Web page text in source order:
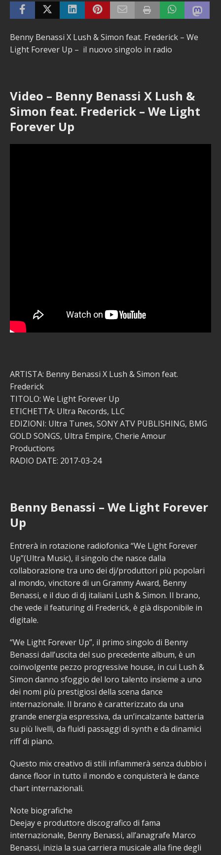
Benny Benassi X Lush & Simon feat. Frederick – We
Light Forever Up – il nuovo singolo in radio
Video – Benny Benassi X Lush &
Simon feat. Frederick – We Light
Forever Up
ARTISTA: Benny Benassi X Lush & Simon feat.
Frederick
TITOLO: We Light Forever Up
ETICHETTA: Ultra Records, LLC
EDIZIONI: Ultra Tunes, SONY ATV PUBLISHING, BMG
GOLD SONGS, Ultra Empire, Cherie Amour
Productions
RADIO DATE: 2017-03-24
Benny Benassi – We Light Forever
Up
Entrerà in rotazione radiofonica “We Light Forever
Up”(Ultra Music), il singolo che nasce dalla
collaborazione tra uno dei dj/produttori più popolari
al mondo, vincitore di un Grammy Award, Benny
Benassi, e il duo di dj italiani Lush & Simon. Il brano,
che vede il featuring di Frederick, è già disponibile in
digitale.
“We Light Forever Up”, il primo singolo di Benny
Benassi dall’uscita del suo precedente album, è un
coinvolgente pezzo progressive house, in cui Lush &
Simon danno sfoggio del loro talento insieme a uno
dei nomi più prestigiosi della scena dance
internazionale. Il brano è caratterizzato da una
grande energia espressiva, da un’incalzante batteria
su più livelli, da fluidi passaggi di synth e da dinamici
riff di piano.
Questo mix creativo di stili infiammerà senza dubbio i
dance floor in tutto il mondo e conquisterà le dance
chart internazionali.
Note biografiche
Deejay e produttore discografico di fama
internazionale, Benny Benassi, all’anagrafe Marco
Benassi, inizia la sua carriera musicale alla fine degli